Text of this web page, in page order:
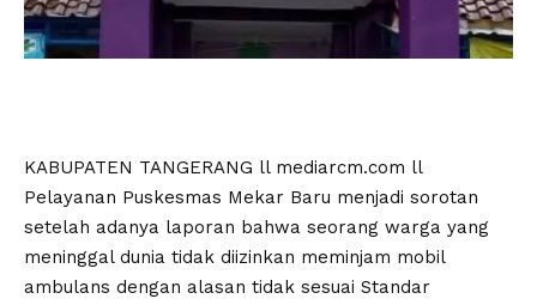
KABUPATEN TANGERANG ll mediarcm.com ll
Pelayanan Puskesmas Mekar Baru menjadi sorotan
setelah adanya laporan bahwa seorang warga yang
meninggal dunia tidak diizinkan meminjam mobil
ambulans dengan alasan tidak sesuai Standar